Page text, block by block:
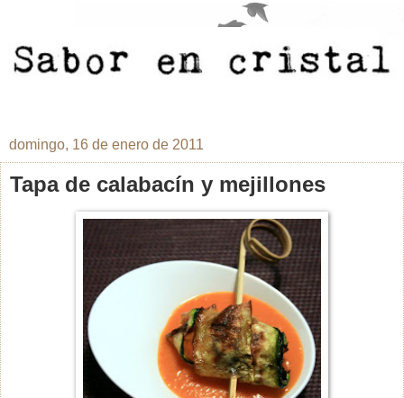
domingo, 16 de enero de 2011
Tapa de calabacín y mejillones